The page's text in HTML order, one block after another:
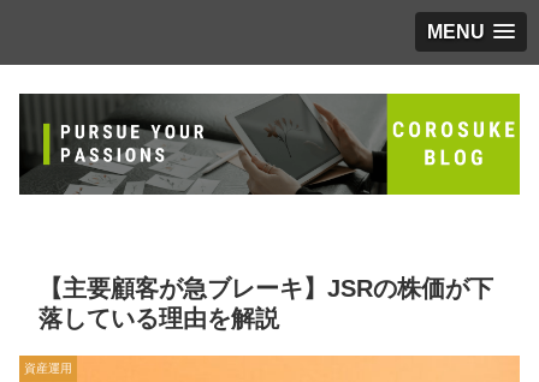
MENU
【主要顧客が急ブレーキ】JSRの株価が下
落している理由を解説
資産運用